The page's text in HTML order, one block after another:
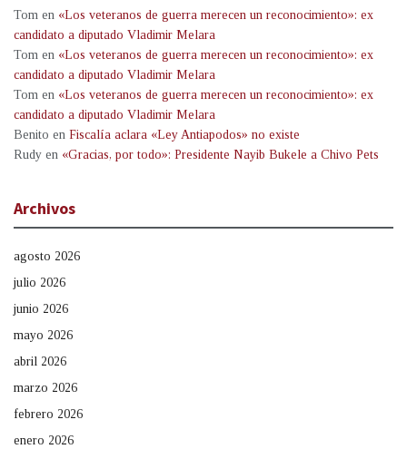
Tom en «Los veteranos de guerra merecen un reconocimiento»: ex
candidato a diputado Vladimir Melara
Tom en «Los veteranos de guerra merecen un reconocimiento»: ex
candidato a diputado Vladimir Melara
Tom en «Los veteranos de guerra merecen un reconocimiento»: ex
candidato a diputado Vladimir Melara
Benito en Fiscalía aclara «Ley Antiapodos» no existe
Rudy en «Gracias, por todo»: Presidente Nayib Bukele a Chivo Pets
Archivos
agosto 2026
julio 2026
junio 2026
mayo 2026
abril 2026
marzo 2026
febrero 2026
enero 2026